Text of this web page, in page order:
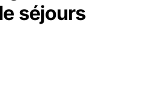
séjours